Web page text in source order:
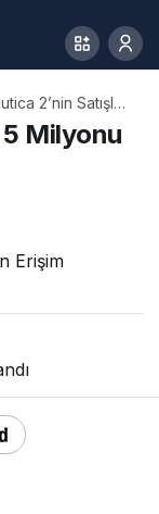
2’nin Satışları
Aştı ve İlk
Yayınladı
5 Milyonu
Erişim